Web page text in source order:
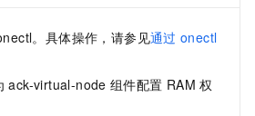
。具体操作，请参见通过 onectl
ack-virtual-node 组件配置 RAM 权